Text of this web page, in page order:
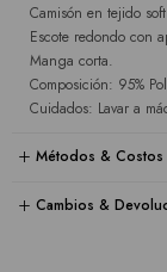
Camisón en tejido
Escote redondo con
Manga corta.
Composición: 95%
Cuidados: Lavar a
Métodos &
Cambios &